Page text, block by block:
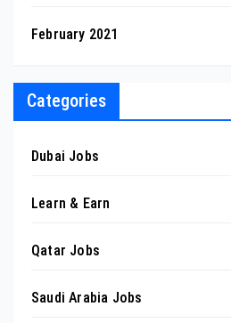
February 2021
Categories
Dubai Jobs
Learn & Earn
Qatar Jobs
Saudi Arabia Jobs